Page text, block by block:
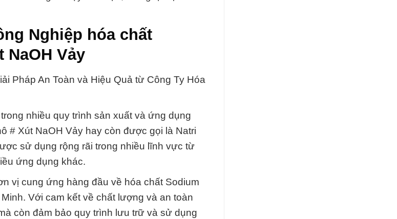
Nghiệp hóa chất
Vảy
Pháp An Toàn và Hiệu Quả từ Công Ty Hóa
nhiều quy trình sản xuất và ứng dụng
# Xút NaOH Vảy hay còn được gọi là Natri
sử dụng rộng rãi trong nhiều lĩnh vực từ
ứng dụng khác.
vị cung ứng hàng đầu về hóa chất Sodium
Với cam kết về chất lượng và an toàn
còn đảm bảo quy trình lưu trữ và sử dụng